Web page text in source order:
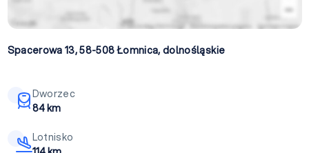
Spacerowa 13, 58-508Łomnica,dolnośląskie
Dworzec
84 km
Lotnisko